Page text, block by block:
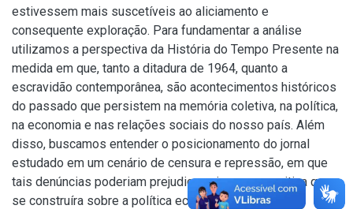
estivessem mais suscetíveis ao aliciamento e
consequente exploração. Para fundamentar a análise
utilizamos a perspectiva da História do Tempo Presente na
medida em que, tanto a ditadura de 1964, quanto a
escravidão contemporânea, são acontecimentos históricos
do passado que persistem na memória coletiva, na política,
na economia e nas relações sociais do nosso país. Além
disso, buscamos entender o posicionamento do jornal
estudado em um cenário de censura e repressão, em que
tais denúncias poderiam prejudicar a imagem positiva que
se construíra sobre a política econômica e social do